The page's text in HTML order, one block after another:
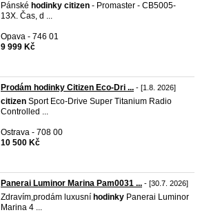
Pánské hodinky citizen - Promaster - CB5005-
13X. Čas, d ...
Opava - 746 01
9 999 Kč
Prodám hodinky Citizen Eco-Dri ... - [1.8. 2026]
citizen Sport Eco-Drive Super Titanium Radio
Controlled ...
Ostrava - 708 00
10 500 Kč
Panerai Luminor Marina Pam0031 ... - [30.7. 2026]
Zdravím,prodám luxusní hodinky Panerai Luminor
Marina 4 ...